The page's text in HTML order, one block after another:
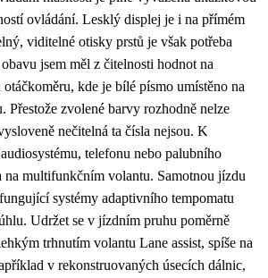
ovládání. Lesklý displej je i na přímém
viditelné otisky prstů je však potřeba
jsem měl z čitelnosti hodnot na
kde je bílé písmo umístěno na
Přestože zvolené barvy rozhodně nelze
nečitelná ta čísla nejsou. K
telefonu nebo palubního
na multifunkčním volantu. Samotnou jízdu
systémy adaptivního tempomatu
Udržet se v jízdním pruhu poměrně
trhnutím volantu Lane assist, spíše na
v rekonstruovaných úsecích dálnic,